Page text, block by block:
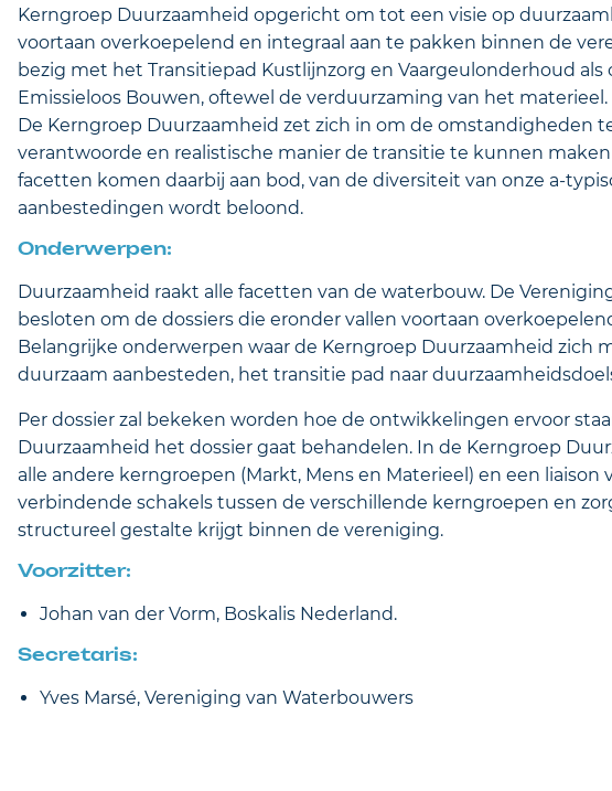
Kerngroep Duurzaamheid opgericht om tot een visie op
voortaan overkoepelend en integraal aan te pakken binnen de
bezig met het Transitiepad Kustlijnzorg en Vaargeulonderhoud
Emissieloos Bouwen, oftewel de verduurzaming van het materieel.
De Kerngroep Duurzaamheid zet zich in om de omstandigheden
verantwoorde en realistische manier de transitie te kunnen
facetten komen daarbij aan bod, van de diversiteit van onze a-
aanbestedingen wordt beloond.
Onderwerpen:
Duurzaamheid raakt alle facetten van de waterbouw. De
besloten om de dossiers die eronder vallen voortaan
Belangrijke onderwerpen waar de Kerngroep Duurzaamheid zich
duurzaam aanbesteden, het transitie pad naar
Per dossier zal bekeken worden hoe de ontwikkelingen ervoor
Duurzaamheid het dossier gaat behandelen. In de Kerngroep
alle andere kerngroepen (Markt, Mens en Materieel) en een
verbindende schakels tussen de verschillende kerngroepen en
structureel gestalte krijgt binnen de vereniging.
Voorzitter:
Johan van der Vorm, Boskalis Nederland.
Secretaris:
Yves Marsé, Vereniging van Waterbouwers